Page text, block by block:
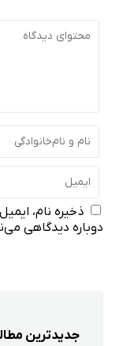
ذخیره نام،
دوباره دیدگاهی
جدیدترین